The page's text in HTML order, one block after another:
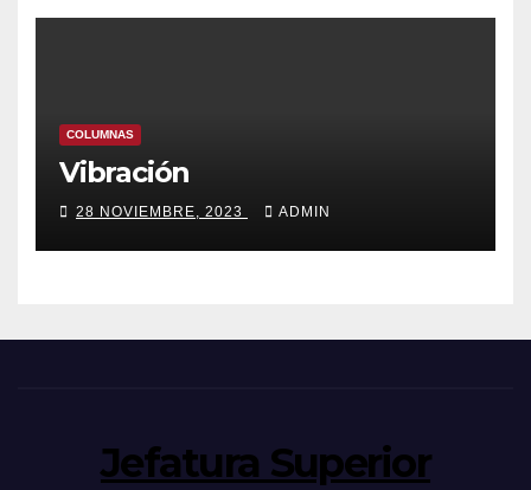
COLUMNAS
Vibración
28 NOVIEMBRE, 2023 ADMIN
Jefatura Superior